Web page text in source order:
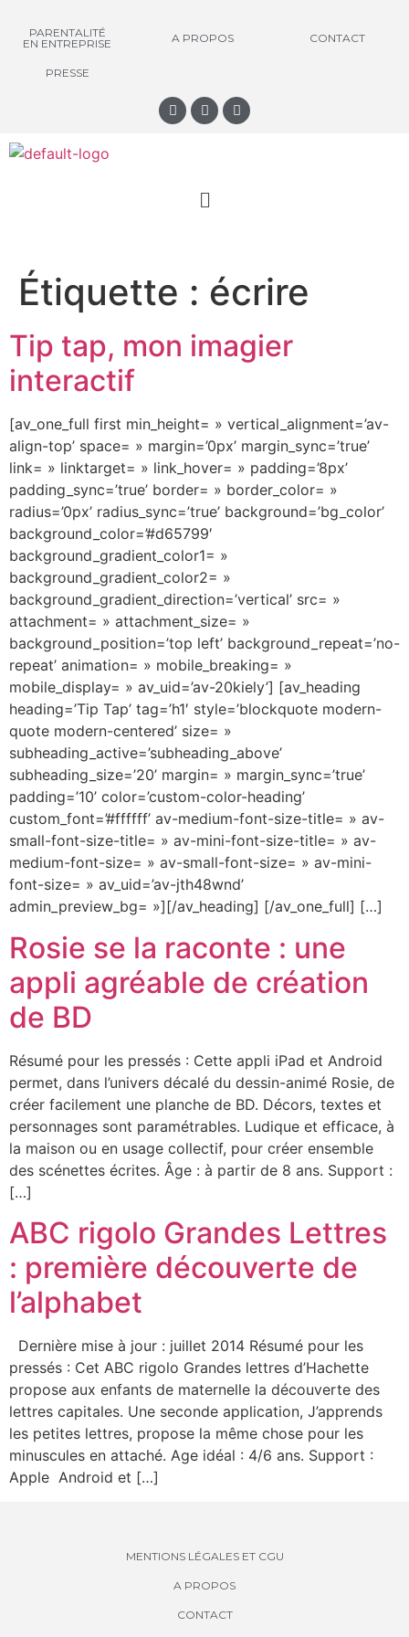
PARENTALITÉ
EN ENTREPRISE
A PROPOS CONTACT
PRESSE
Étiquette : écrire
Tip tap, mon imagier
interactif
[av_one_full first min_height= » vertical_alignment=’av-
align-top’ space= » margin=’0px’ margin_sync=’true’
link= » linktarget= » link_hover= » padding=’8px’
padding_sync=’true’ border= » border_color= »
radius=’0px’ radius_sync=’true’ background=’bg_color’
background_color=’#d65799′
background_gradient_color1= »
background_gradient_color2= »
background_gradient_direction=’vertical’ src= »
attachment= » attachment_size= »
background_position=’top left’ background_repeat=’no-
repeat’ animation= » mobile_breaking= »
mobile_display= » av_uid=’av-20kiely’] [av_heading
heading=’Tip Tap’ tag=’h1′ style=’blockquote modern-
quote modern-centered’ size= »
subheading_active=’subheading_above’
subheading_size=’20’ margin= » margin_sync=’true’
padding=’10’ color=’custom-color-heading’
custom_font=’#ffffff’ av-medium-font-size-title= » av-
small-font-size-title= » av-mini-font-size-title= » av-
medium-font-size= » av-small-font-size= » av-mini-
font-size= » av_uid=’av-jth48wnd’
admin_preview_bg= »][/av_heading] [/av_one_full] […]
Rosie se la raconte : une
appli agréable de création
de BD
Résumé pour les pressés : Cette appli iPad et Android
permet, dans l’univers décalé du dessin-animé Rosie, de
créer facilement une planche de BD. Décors, textes et
personnages sont paramétrables. Ludique et efficace, à
la maison ou en usage collectif, pour créer ensemble
des scénettes écrites. Âge : à partir de 8 ans. Support :
[…]
ABC rigolo Grandes Lettres
: première découverte de
l’alphabet
Dernière mise à jour : juillet 2014 Résumé pour les
pressés : Cet ABC rigolo Grandes lettres d’Hachette
propose aux enfants de maternelle la découverte des
lettres capitales. Une seconde application, J’apprends
les petites lettres, propose la même chose pour les
minuscules en attaché. Age idéal : 4/6 ans. Support :
Apple Android et […]
MENTIONS LÉGALES ET CGU
A PROPOS
CONTACT